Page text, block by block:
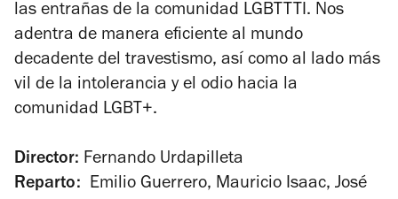
las entrañas de la comunidad LGBTTTI. Nos
adentra de manera eficiente al mundo
decadente del travestismo, así como al lado más
vil de la intolerancia y el odio hacia la
comunidad LGBT+.
Director: Fernando Urdapilleta
Reparto: Emilio Guerrero, Mauricio Isaac, José